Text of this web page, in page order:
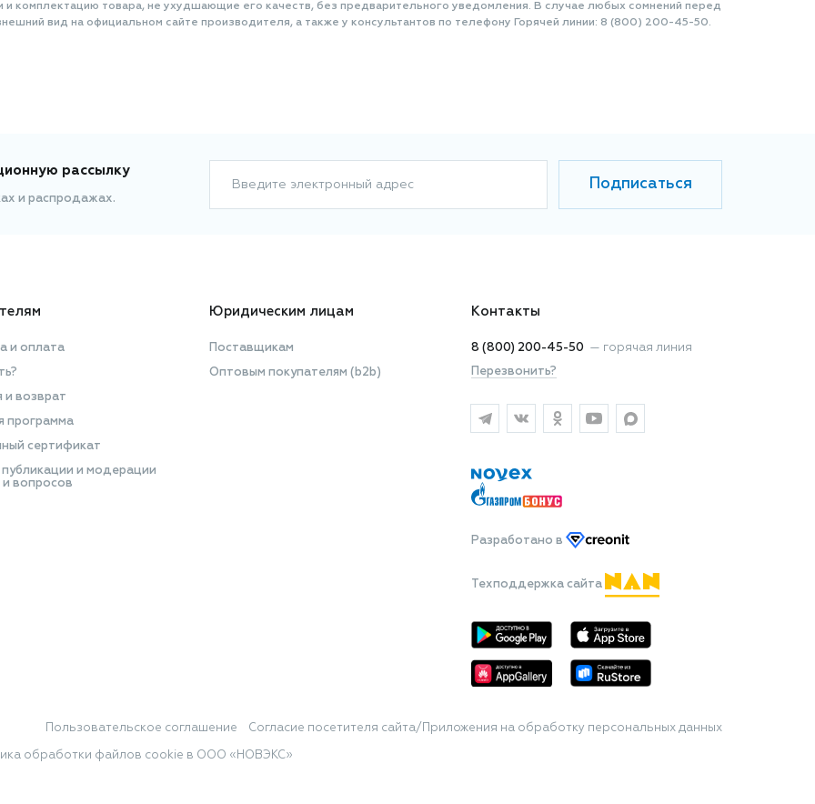
и комплектацию товара, не ухудшающие его качеств, без предварительного уведомления. В случае любых сомнений перед
вид на официальном сайте производителя, а также у консультантов по телефону Горячей линии: 8 (800) 200-45-50.
рассылку
и распродажах.
Введите электронный адрес Подписаться
и оплата
и возврат
программа
сертификат
публикации и модерации
вопросов
Юридическим лицам
Поставщикам
Оптовым покупателям (b2b)
Контакты
8 (800) 200-45-50 — горячая линия
Перезвонить?
Разработано в
Техподдержка сайта
Пользовательское соглашение Согласие посетителя сайта/Приложения на обработку персональных данных
обработки файлов cookie в ООО «НОВЭКС»